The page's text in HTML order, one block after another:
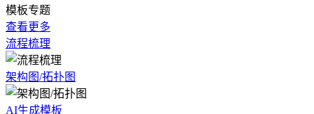
模板专题
查看更多
流程梳理
架构图/拓扑图
AI生成模板